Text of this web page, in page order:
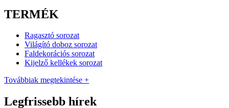
TERMÉK
Ragasztó sorozat
Világító doboz sorozat
Faldekorációs sorozat
Kijelző kellékek sorozat
Továbbiak megtekintése +
Legfrissebb hírek